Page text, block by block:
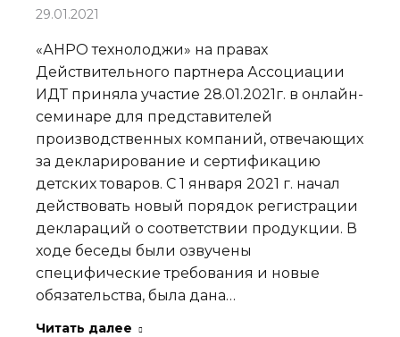
29.01.2021
«АНРО технолоджи» на правах
Действительного партнера Ассоциации
ИДТ приняла участие 28.01.2021г. в онлайн-
семинаре для представителей
производственных компаний, отвечающих
за декларирование и сертификацию
детских товаров. С 1 января 2021 г. начал
действовать новый порядок регистрации
деклараций о соответствии продукции. В
ходе беседы были озвучены
специфические требования и новые
обязательства, была дана…
Читать далее